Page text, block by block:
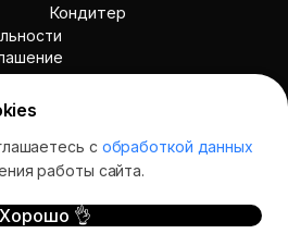
Кондитер
с обработкой данных
работы сайта.
Хорошо 👌